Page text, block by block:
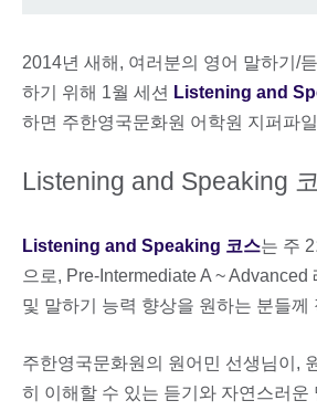
2014년 새해, 여러분의 영어 말하기/
하기 위해 1월 세션 Listening and
하면 주한영국문화원 어학원 지퍼파
Listening and Speaking
Listening and Speaking 코스는 주
으로, Pre-Intermediate A ~ Advanced
및 말하기 능력 향상을 원하는 분들께
주한영국문화원의 원어민 선생님이,
히 이해할 수 있는 듣기와 자연스러운